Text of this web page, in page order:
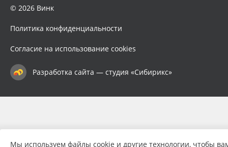
© 2026 Винк
Политика конфиденциальности
Согласие на использование cookies
Разработка сайта — студия «Сибирикс»
Мы используем файлы cookie и другие технологии, чтобы